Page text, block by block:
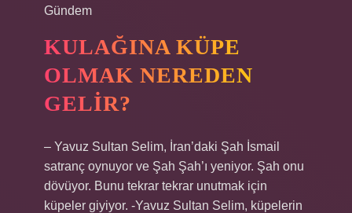
Gündem
KULAĞINA KÜPE
OLMAK NEREDEN
GELIR?
– Yavuz Sultan Selim, İran’daki Şah İsmail
satranç oynuyor ve Şah Şah’ı yeniyor. Şah onu
dövüyor. Bunu tekrar tekrar unutmak için
küpeler giyiyor. -Yavuz Sultan Selim, küpelerin